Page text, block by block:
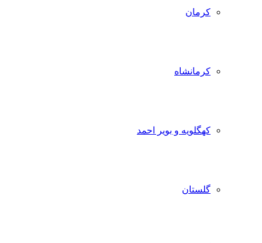
کرمان
کرمانشاه
کهگلویه و بویر احمد
گلستان